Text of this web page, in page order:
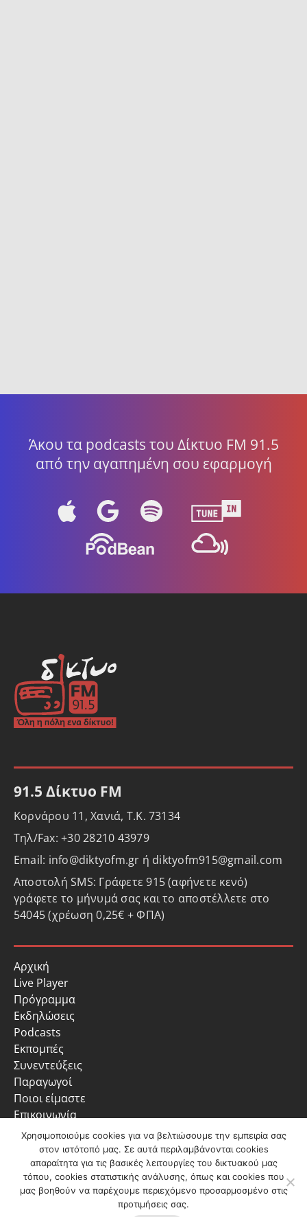
Άκου τα podcasts του Δίκτυο FM 91.5
από την αγαπημένη σου εφαρμογή
91.5 Δίκτυο FM
Κορνάρου 11, Χανιά, Τ.Κ. 73134
Τηλ/Fax: +30 28210 43979
Email: info@diktyofm.gr ή diktyofm915@gmail.com
Αποστολή SMS: Γράφετε 915 (αφήνετε κενό)
γράφετε το μήνυμά σας και το αποστέλλετε στο
54045 (χρέωση 0,25€ + ΦΠΑ)
Αρχική
Live Player
Πρόγραμμα
Εκδηλώσεις
Podcasts
Εκπομπές
Συνεντεύξεις
Παραγωγοί
Ποιοι είμαστε
Επικοινωνία
Πολιτική Απορρήτου
Χρησιμοποιούμε cookies για να βελτιώσουμε την εμπειρία σας
στον ιστότοπό μας. Σε αυτά περιλαμβάνονται cookies
απαραίτητα για τις βασικές λειτουργίες του δικτυακού μας
τόπου, cookies στατιστικής ανάλυσης, όπως και cookies που
μας βοηθούν να παρέχουμε περιεχόμενο προσαρμοσμένο στις
προτιμήσεις σας.